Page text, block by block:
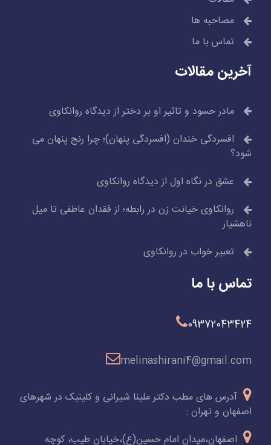
مصاحبه ها
تماس با ما
آخرین مقالات
مادر حسود و تاثیر او بر دختر از دیدگاه روانکاوی
افسردگی خندان (افسردگی پنهان)؛ چرا رنج پنهان می
شود؟
عشق در نگاه اول از دیدگاه روانکاوی
روانکاوی خیانت زن در رابطه؛ از فقدان عاطفی تا میل
ناهشیار
تعبیر خواب در روانکاوی
تماس با ما
09372043424
melinashirani4@gmail.com
آدرس های مطب دکتر ملینا شیرانی و کلینیک در شهرهای
اصفهان و تهران :
اصفهان،میدان امام حسین(ع)،خیابان طیب، کوچه